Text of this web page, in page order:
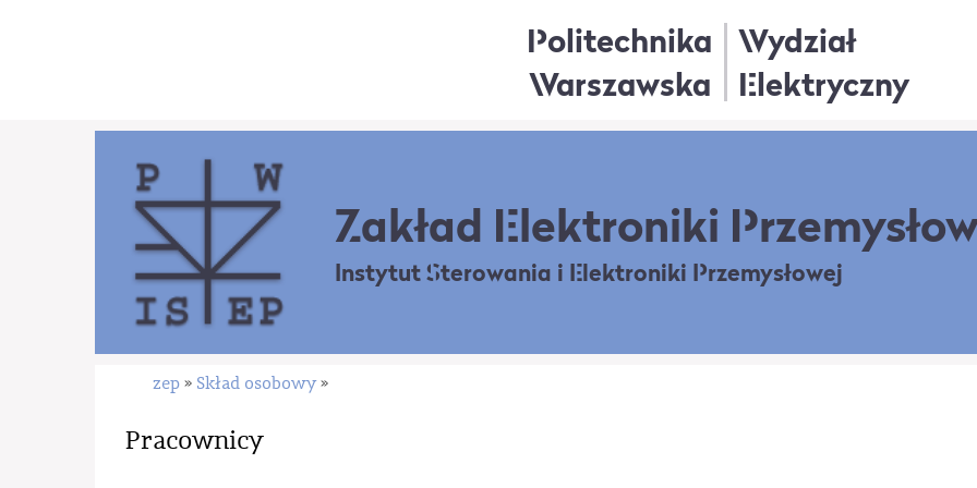
Politechnika
Warszawska
Wydział
Elektryczny
Zakład Elektroniki
Instytut Sterowania i Elektroniki Przemysłowej
zep » Skład osobowy »
Pracownicy